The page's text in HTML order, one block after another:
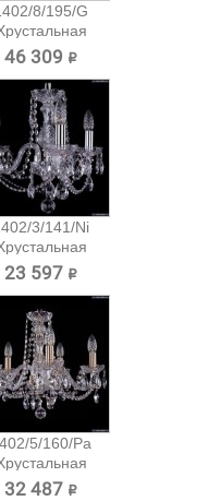
8/195/G
подвесная...
46 309 ₽
3/141/Ni
подвесная...
23 597 ₽
5/160/Pa
подвесная...
32 487 ₽